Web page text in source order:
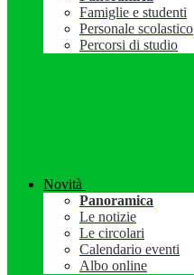
Famiglie e studenti
Personale scolastico
Percorsi di studio
Novità
Panoramica
Le notizie
Le circolari
Calendario eventi
Albo online